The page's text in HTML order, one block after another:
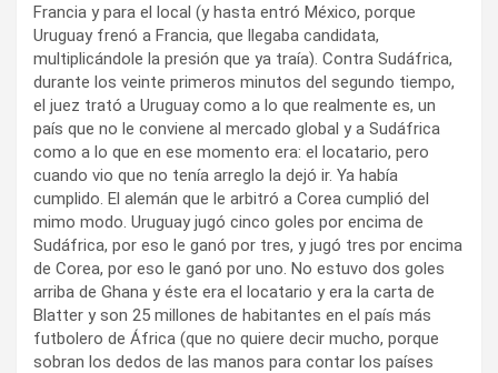
Francia y para el local (y hasta entró México, porque
Uruguay frenó a Francia, que llegaba candidata,
multiplicándole la presión que ya traía). Contra Sudáfrica,
durante los veinte primeros minutos del segundo tiempo,
el juez trató a Uruguay como a lo que realmente es, un
país que no le conviene al mercado global y a Sudáfrica
como a lo que en ese momento era: el locatario, pero
cuando vio que no tenía arreglo la dejó ir. Ya había
cumplido. El alemán que le arbitró a Corea cumplió del
mimo modo. Uruguay jugó cinco goles por encima de
Sudáfrica, por eso le ganó por tres, y jugó tres por encima
de Corea, por eso le ganó por uno. No estuvo dos goles
arriba de Ghana y éste era el locatario y era la carta de
Blatter y son 25 millones de habitantes en el país más
futbolero de África (que no quiere decir mucho, porque
sobran los dedos de las manos para contar los países